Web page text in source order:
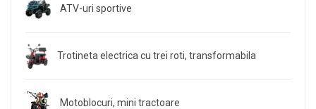
ATV-uri sportive
Trotineta electrica cu trei roti, transformabila
Motoblocuri, mini tractoare